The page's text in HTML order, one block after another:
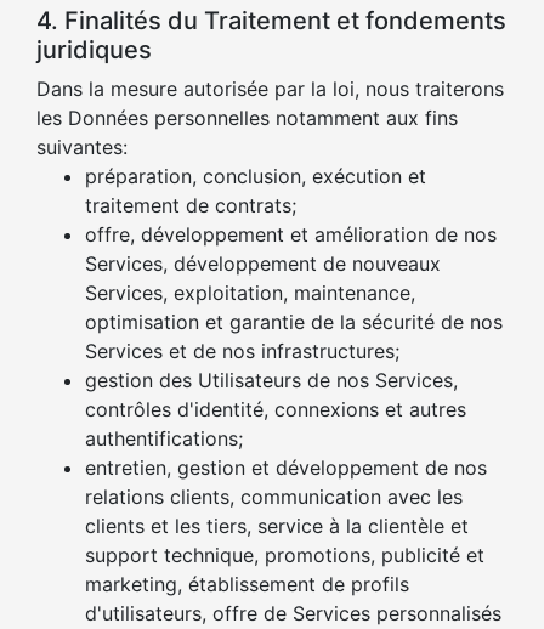
4. Finalités du Traitement et fondements
juridiques
Dans la mesure autorisée par la loi, nous traiterons
les Données personnelles notamment aux fins
suivantes:
préparation, conclusion, exécution et
traitement de contrats;
offre, développement et amélioration de nos
Services, développement de nouveaux
Services, exploitation, maintenance,
optimisation et garantie de la sécurité de nos
Services et de nos infrastructures;
gestion des Utilisateurs de nos Services,
contrôles d'identité, connexions et autres
authentifications;
entretien, gestion et développement de nos
relations clients, communication avec les
clients et les tiers, service à la clientèle et
support technique, promotions, publicité et
marketing, établissement de profils
d'utilisateurs, offre de Services personnalisés